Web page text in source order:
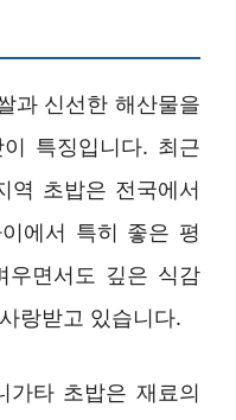
과 신선한 해산물을
특징입니다. 최근
역 초밥은 전국에서
에서 특히 좋은 평
우면서도 깊은 식감
랑받고 있습니다.
타 초밥은 재료의